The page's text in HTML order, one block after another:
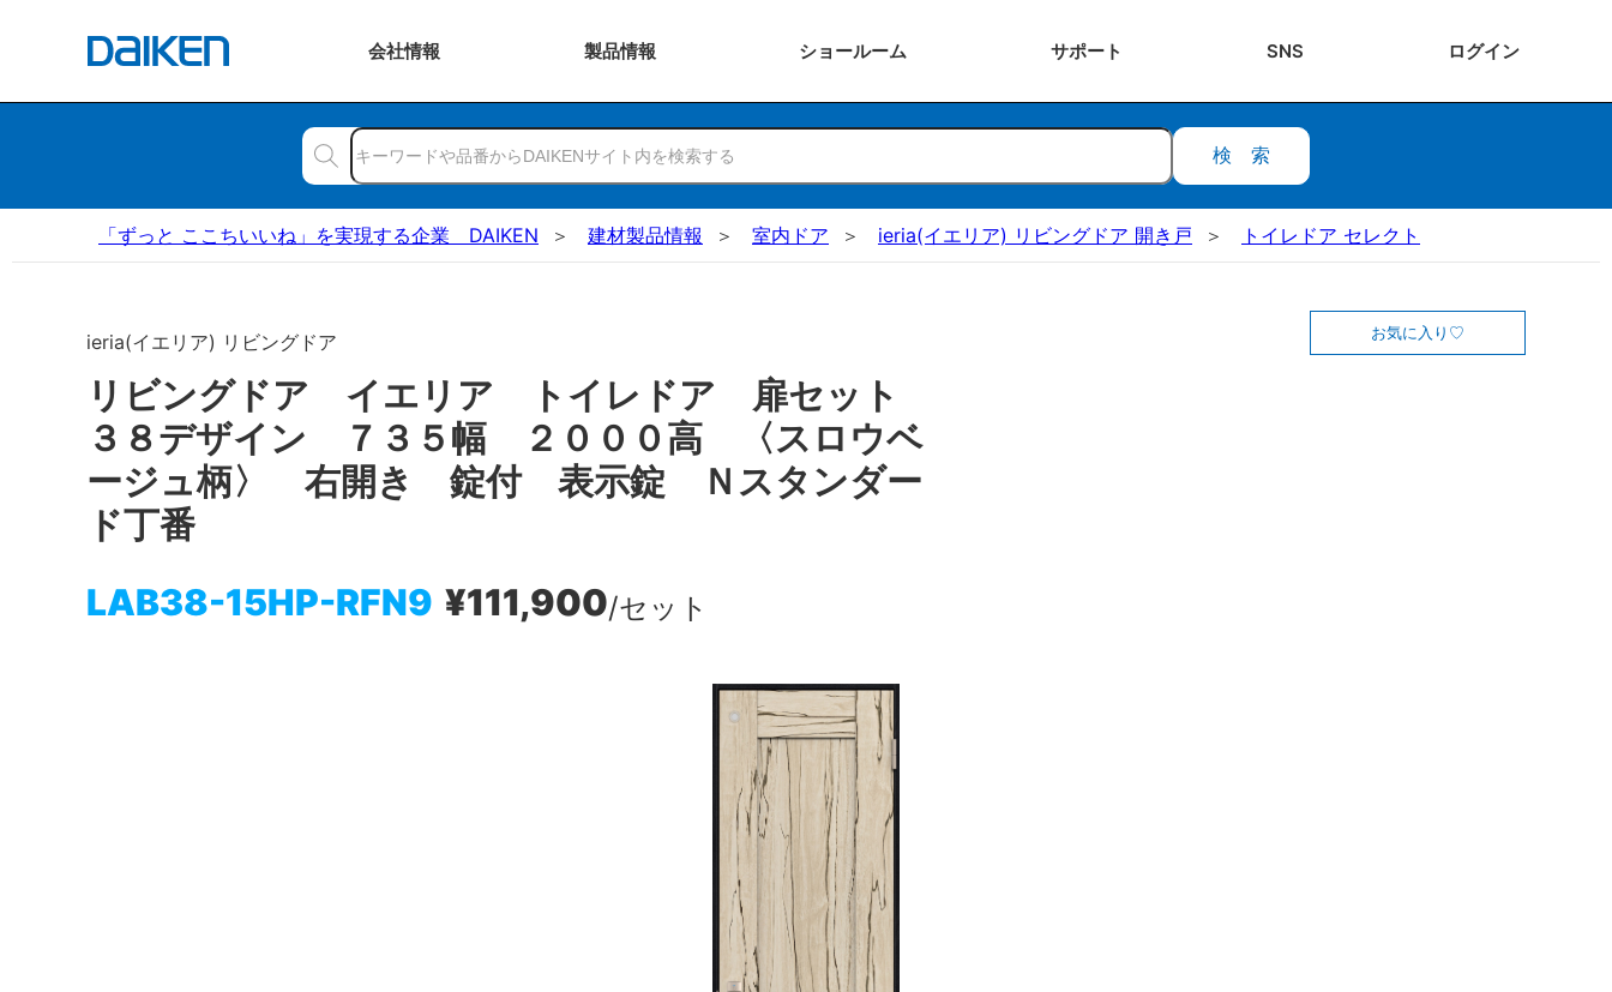
会社情報 製品情報 ショールーム サポート SNS ログイン
検索
「ずっと ここちいいね」を実現する企業 DAIKEN 建材製品情報 室内ドア ieria(イエリア) リビングドア 開き戸 トイレドア セレクト
ieria(イエリア) リビングドア
リビングドア イエリア トイレドア 扉セット
３８デザイン ７３５幅 ２０００高 〈スロウベ
ージュ柄〉 右開き 錠付 表示錠 Ｎスタンダー
ド丁番
LAB38-15HP-RFN9 ¥111,900/セット
お気に入り